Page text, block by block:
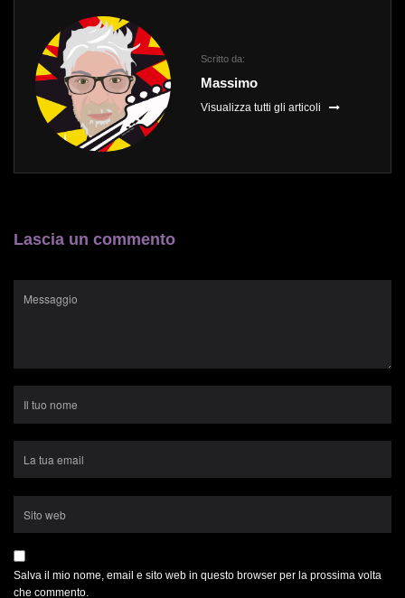
Scritto da:
Massimo
Visualizza tutti gli articoli
Lascia un commento
Salva il mio nome, email e sito web in questo browser per la prossima volta
che commento.